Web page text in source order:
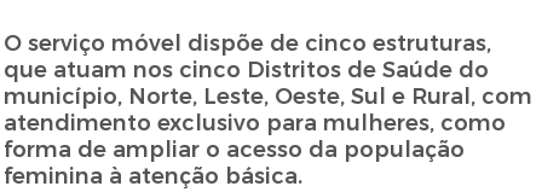
O serviço móvel dispõe de cinco estruturas,
que atuam nos cinco Distritos de Saúde do
município, Norte, Leste, Oeste, Sul e Rural, com
atendimento exclusivo para mulheres, como
forma de ampliar o acesso da população
feminina à atenção básica.